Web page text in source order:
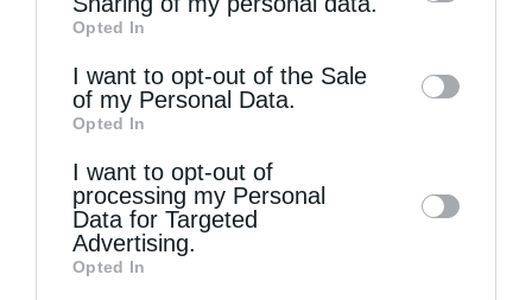
of downstream participants. This
information may also be disclosed by us to
third parties on theIAB’s List of
Downstream Participants
disclose it to other third parties.
Opted In
I want to opt-out of the Sale
of my Personal Data.
Opted In
I want to opt-out of
processing my Personal
Data for Targeted
Advertising.
Opted In
Επικαιρότητα Μητροπόλεις
Ο Δ΄ Κατανυκτικός Εσπερινός στην Ιερά